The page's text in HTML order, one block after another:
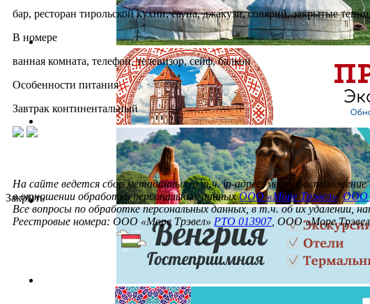
бар, ресторан тирольской кухни, сауна, джакузи, солярий, закрытые
В номере
ванная комната, телефон, телевизор, сейф, балкон
Особенности питания
Завтрак континентальный
На сайте ведется сбор метаданных, в т.ч. ip-адрес,
в отношении обработки персональных данныхООО «Море Трэвел»,ООО
Все вопросы по обработке персональных данных, в т.ч. об их удалении,
Реестровые номера: ООО «Море Трэвел» РТО 013907, ООО «Море Трэвел.
Закрыть